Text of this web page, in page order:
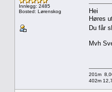
Innlegg: 2485
Bosted: Lørenskog
Hei
Høres
Du får
Mvh
201m
402m